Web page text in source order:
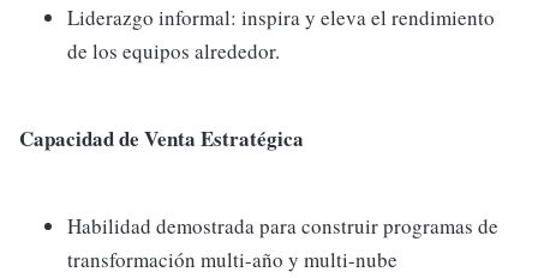
Liderazgo informal: inspira y eleva el rendimiento
de los equipos alrededor.
Capacidad de Venta Estratégica
Habilidad demostrada para construir programas de
transformación multi-año y multi-nube